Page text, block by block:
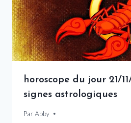
horoscope du jour 21/
signes astrologiques
Par Abby
21 novembre 2025